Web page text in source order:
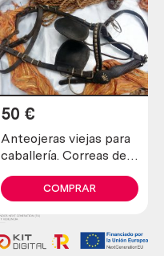
Anteojeras viejas para
caballería. Correas de
50 €
COMPRAR